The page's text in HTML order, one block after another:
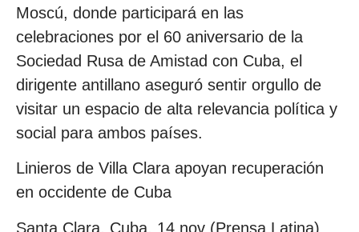
Moscú, donde participará en las
celebraciones por el 60 aniversario de la
Sociedad Rusa de Amistad con Cuba, el
dirigente antillano aseguró sentir orgullo de
visitar un espacio de alta relevancia política y
social para ambos países.
Linieros de Villa Clara apoyan recuperación
en occidente de Cuba
Santa Clara, Cuba, 14 nov (Prensa Latina)